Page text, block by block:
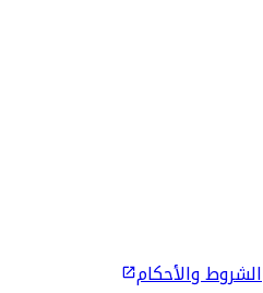
الشروط والأحكام